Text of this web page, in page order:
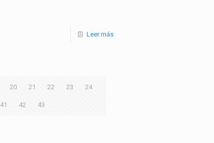
Leer más
20 21 22 23 24
41 42 43